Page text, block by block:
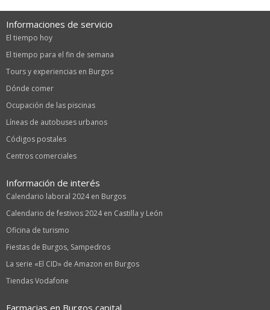
Informaciones de servicio
El tiempo hoy
El tiempo para el fin de semana
Tours y experiencias en Burgos
Dónde comer
Ocupación de las piscinas
Líneas de autobuses urbanos
Códigos postales
Centros comerciales
Información de interés
Calendario laboral 2024 en Burgos
Calendario de festivos 2024 en Castilla y León
Oficina de turismo
Fiestas de Burgos, Sampedros
La serie «El CID» de Amazon en Burgos
Tiendas Vodafone
Farmacias en Burgos capital